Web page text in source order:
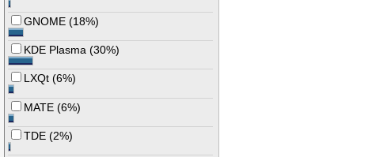
GNOME (18%)
KDE Plasma (30%)
LXQt (6%)
MATE (6%)
TDE (2%)